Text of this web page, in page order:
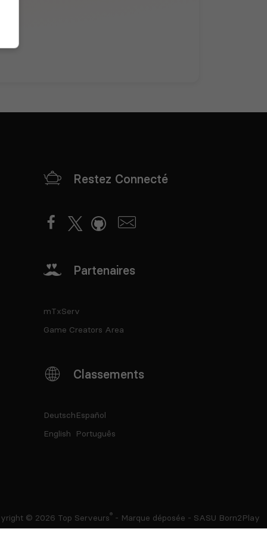
Restez Connecté
Partenaires
mTxServ
Game Creators Area
Classements
Deutsch
English
Español
Português
© 2026 Top Serveurs® - Marque déposée - SASU Born2Play